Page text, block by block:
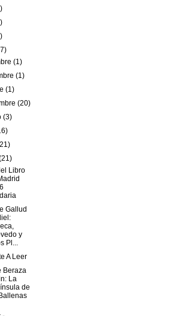
(1)
(1)
(1)
(20)
(3)
Libro
Gallud
y
Pl...
A Leer
Beraza
La
de